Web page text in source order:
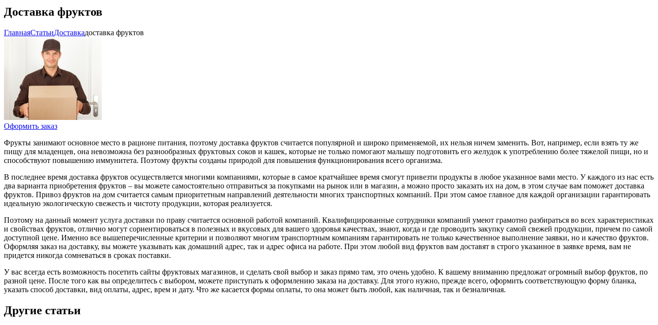
Доставка фруктов
ГлавнаяCтатьиДоставкадоставка фруктов
Оформить заказ
Фрукты занимают основное место в рационе питания, поэтому доставка фруктов считается популярной и широко применяемой, их нельзя ничем заменить. Вот, например, если взять ту же
пищу для младенцев, она невозможна без разнообразных фруктовых соков и кашек, которые не только помогают малышу подготовить его желудок к употреблению более тяжелой пищи, но и
способствуют повышению иммунитета. Поэтому фрукты созданы природой для повышения функционирования всего организма.
В последнее время доставка фруктов осуществляется многими компаниями, которые в самое кратчайшее время смогут привезти продукты в любое указанное вами место. У каждого из нас есть
два варианта приобретения фруктов – вы можете самостоятельно отправиться за покупками на рынок или в магазин, а можно просто заказать их на дом, в этом случае вам поможет доставка
фруктов. Привоз фруктов на дом считается самым приоритетным направлений деятельности многих транспортных компаний. При этом самое главное для каждой организации гарантировать
идеальную экологическую свежесть и чистоту продукции, которая реализуется.
Поэтому на данный момент услуга доставки по праву считается основной работой компаний. Квалифицированные сотрудники компаний умеют грамотно разбираться во всех характеристиках
и свойствах фруктов, отлично могут сориентироваться в полезных и вкусовых для вашего здоровья качествах, знают, когда и где проводить закупку самой свежей продукции, причем по самой
доступной цене. Именно все вышеперечисленные критерии и позволяют многим транспортным компаниям гарантировать не только качественное выполнение заявки, но и качество фруктов.
Оформляя заказ на доставку, вы можете указывать как домашний адрес, так и адрес офиса на работе. При этом любой вид фруктов вам доставят в строго указанное в заявке время, вам не
придется никогда сомневаться в сроках поставки.
У вас всегда есть возможность посетить сайты фруктовых магазинов, и сделать свой выбор и заказ прямо там, это очень удобно. К вашему вниманию предложат огромный выбор фруктов, по
разной цене. После того как вы определитесь с выбором, можете приступать к оформлению заказа на доставку. Для этого нужно, прежде всего, оформить соответствующую форму бланка,
указать способ доставки, вид оплаты, адрес, врем и дату. Что же касается формы оплаты, то она может быть любой, как наличная, так и безналичная.
Другие статьи